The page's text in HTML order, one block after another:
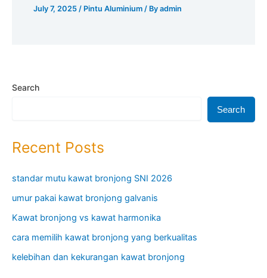
July 7, 2025/ Pintu Aluminium / Byadmin
Search
Search
Recent Posts
standar mutu kawat bronjong SNI 2026
umur pakai kawat bronjong galvanis
Kawat bronjong vs kawat harmonika
cara memilih kawat bronjong yang berkualitas
kelebihan dan kekurangan kawat bronjong